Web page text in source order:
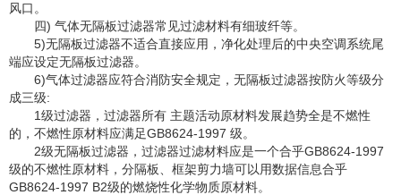
风口。
四) 气体无隔板过滤器常见过滤材料有细玻纤等。
5)无隔板过滤器不适合直接应用，净化处理后的中央空调系统尾
端应设定无隔板过滤器。
6)气体过滤器应符合消防安全规定，无隔板过滤器按防火等级分
成三级:
1级过滤器，过滤器所有 主题活动原材料发展趋势全是不燃性
的，不燃性原材料应满足GB8624-1997 级。
2级无隔板过滤器，过滤器过滤材料应是一个合乎GB8624-1997
级的不燃性原材料，分隔板、框架剪力墙可以用数据信息合乎
GB8624-1997 B2级的燃烧性化学物质原材料。